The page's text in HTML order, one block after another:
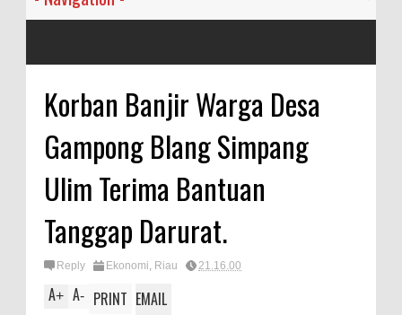
Korban Banjir Warga Desa
Gampong Blang Simpang
Ulim Terima Bantuan
Tanggap Darurat.
Reply Ekonomi, Riau 21.16.00
A+ A- PRINT EMAIL